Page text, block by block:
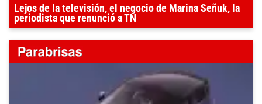
Lejos de la televisión, el negocio de Marina Señuk, la
periodista que renunció a TN